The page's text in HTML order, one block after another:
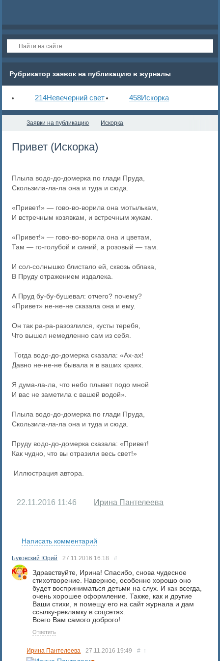
Рубрикатор заявок на публикацию в журналы
214Невечерний свет 458Искорка
Заявки на публикацию Искорка
Привет (Искорка)
Плыла водо-до-домерка по глади Пруда,
Скользила-ла-ла она и туда и сюда.
«Привет!» — гово-во-ворила она мотылькам,
И встречным козявкам, и встречным жукам.
«Привет!» — гово-во-ворила она и цветам,
Там — го-голубой и синий, а розовый — там.
И сол-солнышко блистало ей, сквозь облака,
В Пруду отражением издалека.
А Пруд бу-бу-бушевал: отчего? почему?
«Привет» не-не-не сказала она и ему.
Он так ра-ра-разозлился, кусты теребя,
Что вышел немедленно сам из себя.
Тогда водо-до-домерка сказала: «Ах-ах!
Давно не-не-не бывала я в ваших краях.
Я дума-ла-ла, что небо плывет подо мной
И вас не заметила с вашей водой».
Плыла водо-до-домерка по глади Пруда,
Скользила-ла-ла она и туда и сюда.
Пруду водо-до-домерка сказала: «Привет!
Как чудно, что вы отразили весь свет!»
Иллюстрация автора.
22.11.2016 11:46 Ирина Пантелеева
Написать комментарий
Буковский Юрий 27.11.2016 16:18 #
Здравствуйте, Ирина! Спасибо, снова чудесное
стихотворение. Наверное, особенно хорошо оно
будет восприниматься детьми на слух. И как всегда,
очень хорошее оформление. Также, как и другие
Ваши стихи, я помещу его на сайт журнала и дам
ссылку-рекламку в соцсетях.
Всего Вам самого доброго!
Ответить
Ирина Пантелеева 27.11.2016 19:49 # ↑